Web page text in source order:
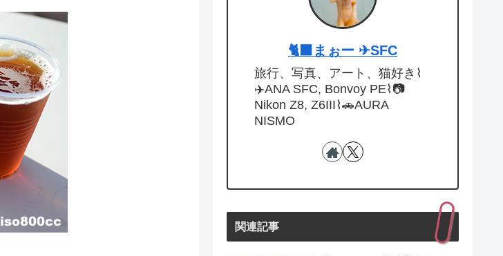
🐈‍⬛まぉー ✈︎SFC
旅行、写真、アート、猫好き⌇
✈️ANA SFC, Bonvoy PE⌇📷
Nikon Z8, Z6III⌇🚗AURA
NISMO
関連記事